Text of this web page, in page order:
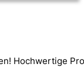
Hochwertige